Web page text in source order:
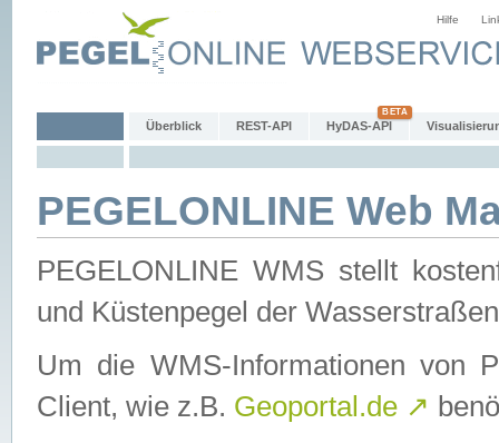
Hilfe
Überblick REST-API HyDAS-API
PEGELONLINE Web
PEGELONLINE WMS stellt
und Küstenpegel der
Um die WMS-Informationen von
Client, wie z.B. Geoportal.de ↗